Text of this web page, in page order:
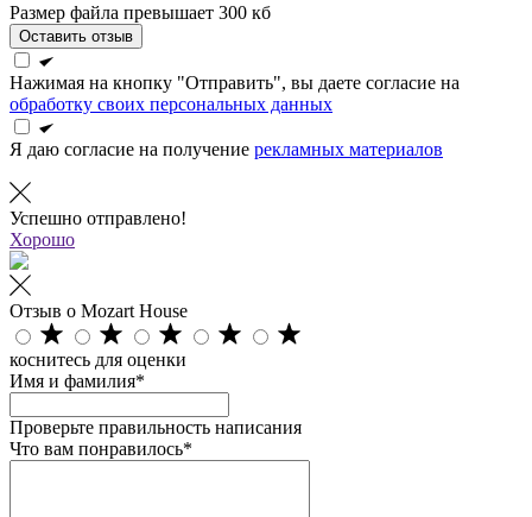
Размер файла превышает 300 кб
Оставить отзыв
Нажимая на кнопку "Отправить", вы даете согласие на
обработку своих персональных данных
Я даю согласие на получение рекламных материалов
Успешно отправлено!
Хорошо
Отзыв о Mozart House
коснитесь для оценки
Имя и фамилия*
Проверьте правильность написания
Что вам понравилось*